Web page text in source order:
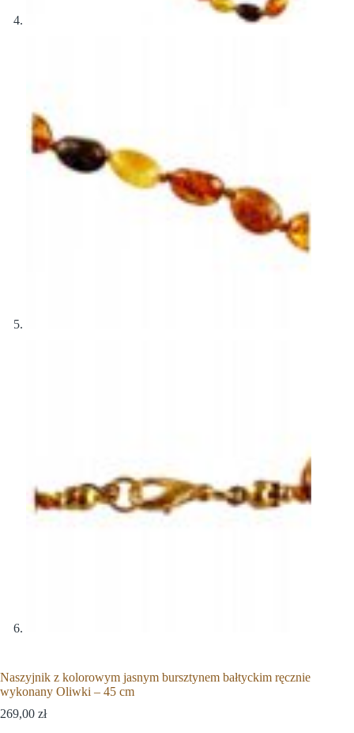
Naszyjnik z kolorowym jasnym bursztynem bałtyckim ręcznie
wykonany Oliwki – 45 cm
269,00 zł